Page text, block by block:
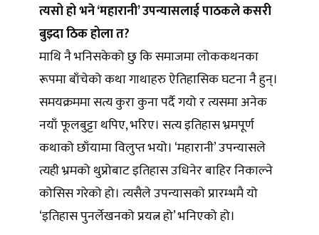
त्यसो हो भने ‘महारानी’ उपन्यासलाई पाठकले कसरी
बुझ्दा ठिक होला त?
माथि नै भनिसकेको छु कि समाजमा लोककथनका
रूपमा बाँचेको कथा गाथाहरु ऐतिहासिक घटना नै हुन्।
समयक्रममा सत्य कुरा कुना पर्दै गयो र त्यसमा अनेक
नयाँ फूलबुट्टा थपिए, भरिए। सत्य इतिहास भ्रमपूर्ण
कथाको छाँयामा विलुप्त भयो। ‘महारानी’ उपन्यासले
त्यही भ्रमको थुप्रोबाट इतिहास उधिनेर बाहिर निकाल्ने
कोसिस गरेको हो। त्यसैले उपन्यासको प्रारम्भमै यो
‘इतिहास पुनर्लेखनको प्रयत्न हो’ भनिएको हो।